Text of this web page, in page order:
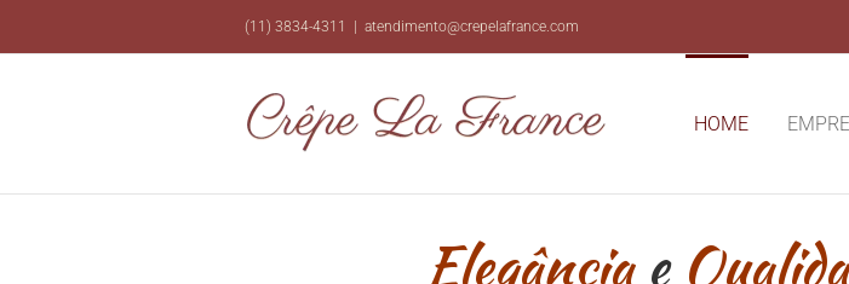
(11) 3834-4311 atendimento@crepelafrance.com
HOME
Elegânciae